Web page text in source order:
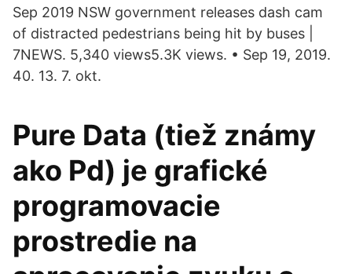
Sep 2019 NSW government releases dash cam
of distracted pedestrians being hit by buses |
7NEWS. 5,340 views5.3K views. • Sep 19, 2019.
40. 13. 7. okt.
Pure Data (tiež známy
ako Pd) je grafické
programovacie
prostredie na